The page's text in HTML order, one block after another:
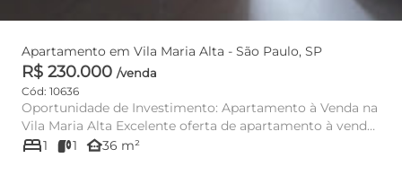
Apartamento em Vila Maria Alta - São Paulo, SP
R$ 230.000 /venda
Cód: 10636
Oportunidade de Investimento: Apartamento à Venda na
Vila Maria Alta Excelente oferta de apartamento à venda
na Vila ...
bed1 1 other_houses36 m²